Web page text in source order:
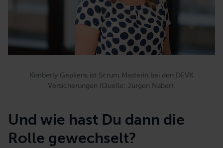
Kimberly Gepkens ist Scrum Masterin bei den DEVK
Versicherungen (Quelle: Jürgen Naber).
Und wie hast Du dann die
Rolle gewechselt?